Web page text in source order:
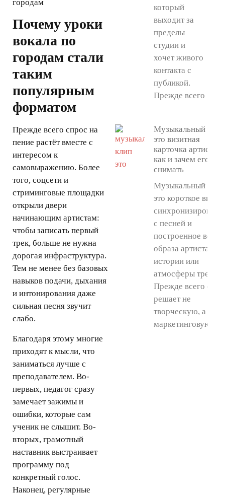
Почему уроки
вокала по
городам стали
таким
популярным
форматом
Прежде всего спрос на
пение растёт вместе с
интересом к
самовыражению. Более
того, соцсети и
стриминговые площадки
открыли двери
начинающим артистам:
чтобы записать первый
трек, больше не нужна
дорогая инфраструктура.
Тем не менее без базовых
навыков подачи, дыхания
и интонирования даже
сильная песня звучит
слабо.
Благодаря этому многие
приходят к мысли, что
заниматься лучше с
преподавателем. Во-
первых, педагог сразу
замечает зажимы и
ошибки, которые сам
ученик не слышит. Во-
вторых, грамотный
наставник выстраивает
программу под
конкретный голос.
Наконец, регулярные
который
выходит за
пределы
студии и
хочет живого
контакта с
публикой.
Прежде всего
Музыкальный клип
это визитная
карточка артиста:
как и зачем его
снимать
Музыкальный клип
это короткое видео,
с песней и
построенное
образа артиста,
истории или
атмосферы трека.
Прежде всего он
решает не
творческую, а
маркетинговую